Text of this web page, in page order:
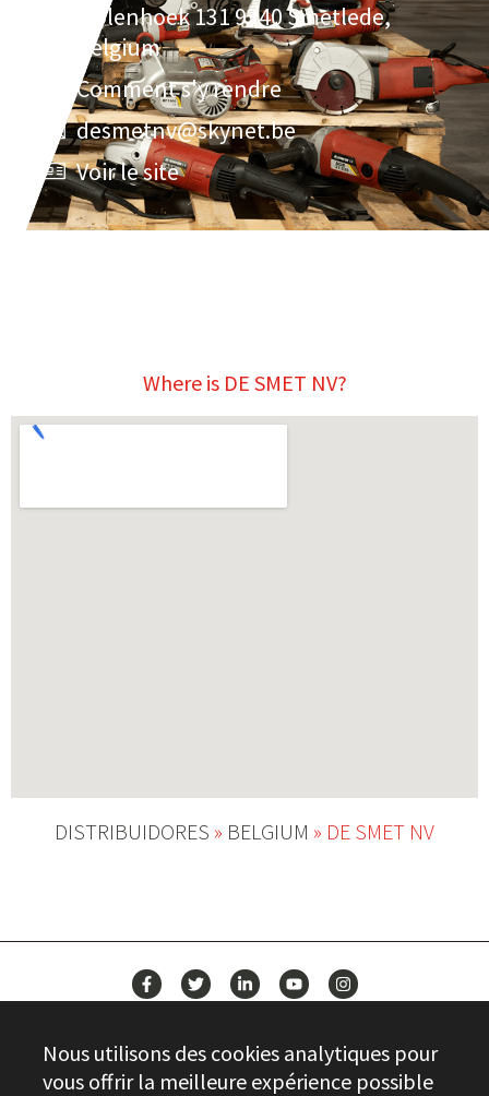
Molenhoek 131 9340 Smetlede,
Belgium
Comment s'y rendre
desmetnv@skynet.be
Voir le site
Where is DE SMET NV?
DISTRIBUIDORES » BELGIUM » DE SMET NV
CONTACT
Nous utilisons des cookies analytiques pour
vous offrir la meilleure expérience possible